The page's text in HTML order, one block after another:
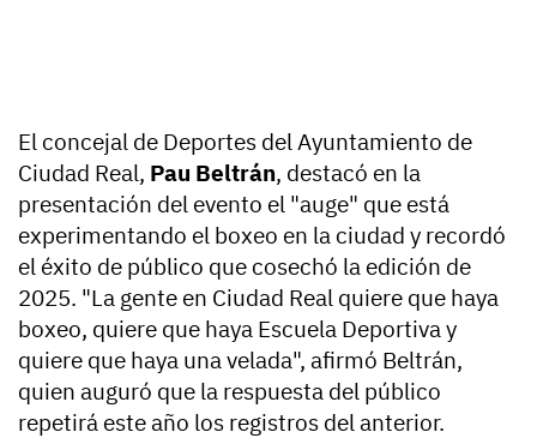
El concejal de Deportes del Ayuntamiento de
Ciudad Real, Pau Beltrán, destacó en la
presentación del evento el "auge" que está
experimentando el boxeo en la ciudad y recordó
el éxito de público que cosechó la edición de
2025. "La gente en Ciudad Real quiere que haya
boxeo, quiere que haya Escuela Deportiva y
quiere que haya una velada", afirmó Beltrán,
quien auguró que la respuesta del público
repetirá este año los registros del anterior.